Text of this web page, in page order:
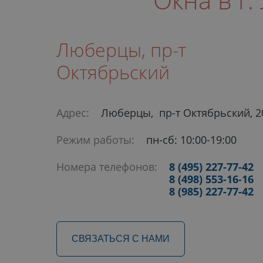
Люберцы, пр-т
Октябрьский
Адрес:
Люберцы, пр-т Октябрьский,
Режим работы:
пн-сб: 10:00-19:00
Номера телефонов:
8 (495) 227-77-42
8 (498) 553-16-16
8 (985) 227-77-42
СВЯЗАТЬСЯ С НАМИ